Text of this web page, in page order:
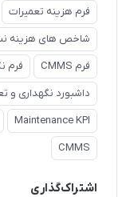
فرم هزینه تعمیرات
شاخص های هزینه
فرم CMMS
فرم
داشبورد نگهداری و
Maintenance KPI
CMMS
اشتراک‌گذاری